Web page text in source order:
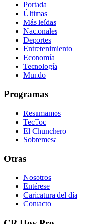
Portada
Últimas
Más leídas
Nacionales
Deportes
Entretenimiento
Economía
Tecnología
Mundo
Programas
Resumamos
TecToc
El Chunchero
Sobremesa
Otras
Nosotros
Entérese
Caricatura del día
Contacto